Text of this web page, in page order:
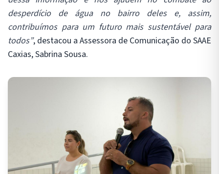
desperdício de água no bairro deles e, assim,
contribuímos para um futuro mais sustentável para
todos”, destacou a Assessora de Comunicação do SAAE
Caxias, Sabrina Sousa.